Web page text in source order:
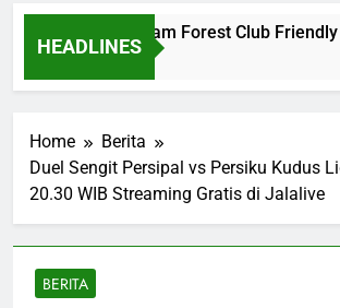
HEADLINES
vs Nottingham Forest Club Friendly
Home
Berita
Duel Sengit Persipal vs Persiku Kudus
20.30 WIB Streaming Gratis di Jalalive
BERITA